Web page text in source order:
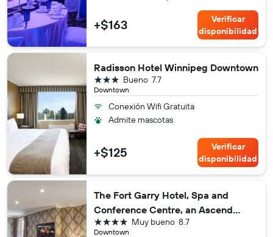
+$163
Verificar
disponibilidad
Radisson Hotel Winnipeg Downtown
Downtown
7.7
Bueno
3 estrellas
Conexión Wifi Gratuita
Admite mascotas
+$125
Verificar
disponibilidad
The Fort Garry Hotel, Spa and
Conference Centre, an Ascend
Collection Hotel
Downtown
8.7
Muy bueno
4 estrellas